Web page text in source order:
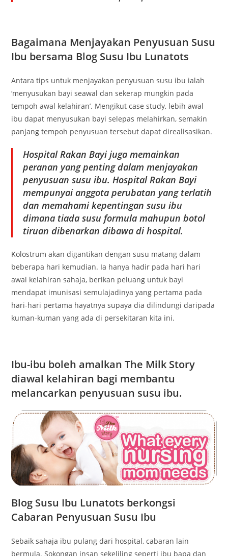
Bagaimana Menjayakan Penyusuan Susu
Ibu bersama Blog Susu Ibu Lunatots
Antara tips untuk menjayakan penyusuan susu ibu ialah
‘menyusukan bayi seawal dan sekerap mungkin pada
tempoh awal kelahiran’. Mengikut case study, lebih awal
ibu dapat menyusukan bayi selepas melahirkan, semakin
panjang tempoh penyusuan tersebut dapat direalisasikan.
Hospital Rakan Bayi juga memainkan
peranan yang penting dalam menjayakan
penyusuan susu ibu. Hospital Rakan Bayi
mempunyai anggota perubatan yang terlatih
dan memahami kepentingan susu ibu
dimana tiada susu formula mahupun botol
tiruan dibenarkan dibawa di hospital.
Kolostrum akan digantikan dengan susu matang dalam
beberapa hari kemudian. Ia hanya hadir pada hari hari
awal kelahiran sahaja, berikan peluang untuk bayi
mendapat imunisasi semulajadinya yang pertama pada
hari-hari pertama hayatnya supaya dia dilindungi daripada
kuman-kuman yang ada di persekitaran kita ini.
Ibu-ibu boleh amalkan The Milk Story
diawal kelahiran bagi membantu
melancarkan penyusuan susu ibu.
Blog Susu Ibu Lunatots berkongsi
Cabaran Penyusuan Susu Ibu
Sebaik sahaja ibu pulang dari hospital, cabaran lain
bermula. Sokongan insan sekeliling seperti ibu bapa dan